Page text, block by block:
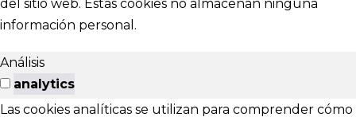
del sitio web. Estas cookies no almacenan ninguna
información personal.
Análisis
analytics
Las cookies analíticas se utilizan para comprender cómo